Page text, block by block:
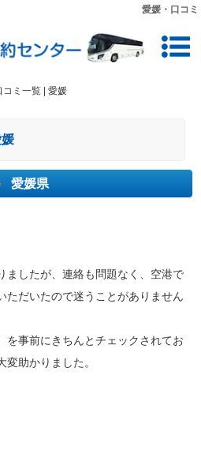
愛媛・口コミ
コミ一覧 | 愛媛
愛媛県
ましたが、連絡も問題なく、空港で
ただいたので迷うことがありません
を事前にきちんとチェックされてお
変助かりました。